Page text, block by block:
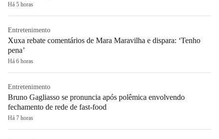
Há 5 horas
Entretenimento
Xuxa rebate comentários de Mara Maravilha e dispara: ‘Tenho
pena’
Há 6 horas
Entretenimento
Bruno Gagliasso se pronuncia após polêmica envolvendo
fechamento de rede de fast-food
Há 7 horas